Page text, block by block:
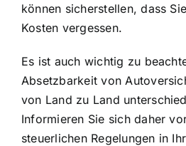
können sicherstellen, dass
Kosten vergessen.
Es ist auch wichtig zu
Absetzbarkeit von
von Land zu Land
Informieren Sie sich daher
steuerlichen Regelungen in